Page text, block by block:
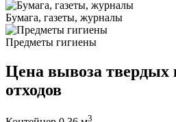
Бумага, газеты, журналы
Предметы гигиены
Цена вывоза
отходов
3